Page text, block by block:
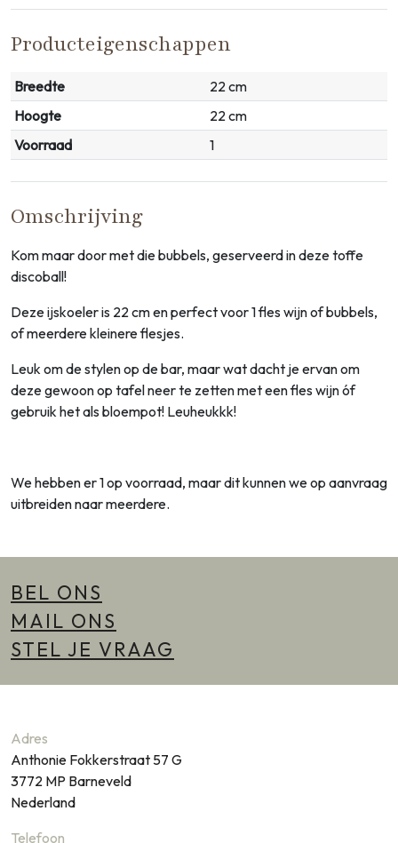
Producteigenschappen
Breedte
22 cm
Hoogte
22 cm
Voorraad
1
Omschrijving
Kom maar door met die bubbels, geserveerd in deze toffe
discoball!
Deze ijskoeler is 22 cm en perfect voor 1 fles wijn of bubbels,
of meerdere kleinere flesjes.
Leuk om de stylen op de bar, maar wat dacht je ervan om
deze gewoon op tafel neer te zetten met een fles wijn óf
gebruik het als bloempot! Leuheukkk!
We hebben er 1 op voorraad, maar dit kunnen we op aanvraag
uitbreiden naar meerdere.
BEL ONS
MAIL ONS
STEL JE VRAAG
Adres
Anthonie Fokkerstraat 57 G
3772 MP Barneveld
Nederland
Telefoon